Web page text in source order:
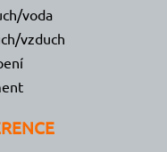
voda
vzduch